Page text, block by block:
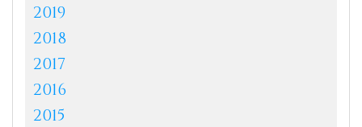
2019
2018
2017
2016
2015